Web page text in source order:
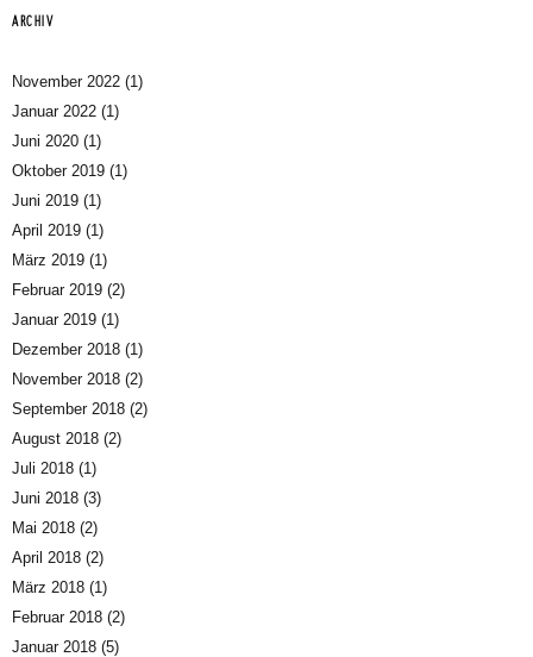
ARCHIV
November 2022 (1)
Januar 2022 (1)
Juni 2020 (1)
Oktober 2019 (1)
Juni 2019 (1)
April 2019 (1)
März 2019 (1)
Februar 2019 (2)
Januar 2019 (1)
Dezember 2018 (1)
November 2018 (2)
September 2018 (2)
August 2018 (2)
Juli 2018 (1)
Juni 2018 (3)
Mai 2018 (2)
April 2018 (2)
März 2018 (1)
Februar 2018 (2)
Januar 2018 (5)